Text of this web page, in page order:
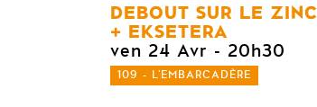
DEBOUT SUR LE ZINC
EKSETERA
ven 24 Avr - 20h30
109 - L'EMBARCADÈRE